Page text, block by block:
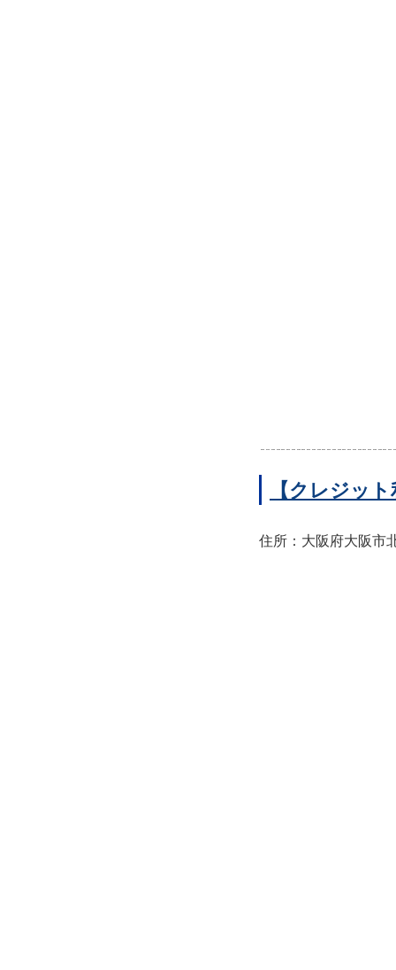
【クレジッ
住所：大阪府大阪市